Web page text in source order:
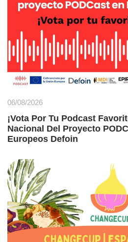
06/08/2026
¡Vota Por Tu Podcast
Nacional Del Proyecto
Europeos Defoin